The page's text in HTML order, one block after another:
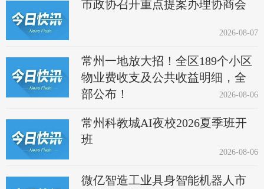
市政协召开重点提案办理协商会
2026-08-07
常州一地放大招！全区189个小区
物业费收支及公共收益明细，全
部公布！
2026-08-06
常州科教城AI夜校2026夏季班开
班
2026-08-06
微亿智造工业具身智能机器人市